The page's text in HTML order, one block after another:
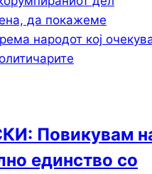
Повикувам
единство со